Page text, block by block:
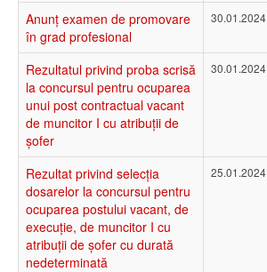
Anunț examen de promovare
în grad profesional
30.01.2024
Rezultatul privind proba scrisă
la concursul pentru ocuparea
unui post contractual vacant
de muncitor I cu atribuții de
șofer
30.01.2024
Rezultat privind selecția
dosarelor la concursul pentru
ocuparea postului vacant, de
execuție, de muncitor I cu
atribuții de șofer cu durată
nedeterminată
25.01.2024